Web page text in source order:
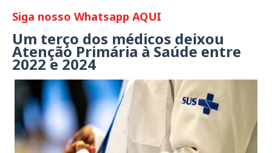
Siga nosso Whatsapp AQUI
Um terço dos médicos deixou
Atenção Primária à Saúde entre
2022 e 2024